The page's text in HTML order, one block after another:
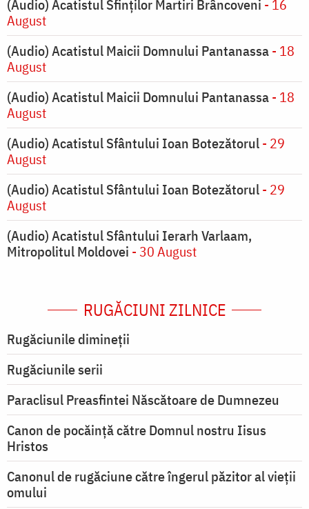
(Audio) Acatistul Sfinților Martiri Brâncoveni - 16
August
(Audio) Acatistul Maicii Domnului Pantanassa- 18
August
(Audio) Acatistul Maicii Domnului Pantanassa- 18
August
(Audio) Acatistul Sfântului Ioan Botezătorul- 29
August
(Audio) Acatistul Sfântului Ioan Botezătorul- 29
August
(Audio) Acatistul Sfântului Ierarh Varlaam,
Mitropolitul Moldovei - 30 August
RUGĂCIUNI ZILNICE
Rugăciunile dimineții
Rugăciunile serii
Paraclisul Preasfintei Născătoare de Dumnezeu
Canon de pocăință către Domnul nostru Iisus
Hristos
Canonul de rugăciune către îngerul păzitor al vieții
omului